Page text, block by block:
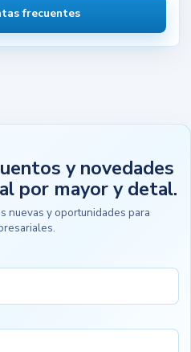
frecuentes
y novedades
por mayor y detal.
nuevas y oportunidades para